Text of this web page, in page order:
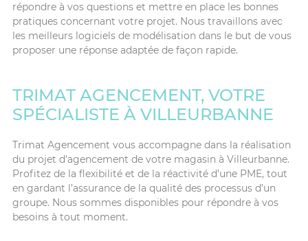
répondre à vos questions et mettre en place les bonnes
pratiques concernant votre projet. Nous travaillons avec
les meilleurs logiciels de modélisation dans le but de vous
proposer une réponse adaptée de façon rapide.
TRIMAT AGENCEMENT, VOTRE
SPÉCIALISTE À VILLEURBANNE
Trimat Agencement vous accompagne dans la réalisation
du projet d’agencement de votre magasin à Villeurbanne.
Profitez de la flexibilité et de la réactivité d’une PME, tout
en gardant l’assurance de la qualité des processus d’un
groupe. Nous sommes disponibles pour répondre à vos
besoins à tout moment.